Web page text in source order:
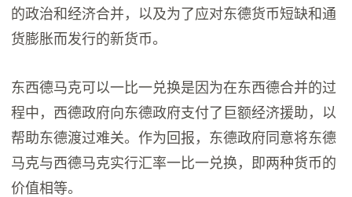
的政治和经济合并，以及为了应对东德货币短缺和通
货膨胀而发行的新货币。
东西德马克可以一比一兑换是因为在东西德合并的过
程中，西德政府向东德政府支付了巨额经济援助，以
帮助东德渡过难关。作为回报，东德政府同意将东德
马克与西德马克实行汇率一比一兑换，即两种货币的
价值相等。